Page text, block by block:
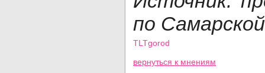
по
TLTgorod
вернуться к мнениям